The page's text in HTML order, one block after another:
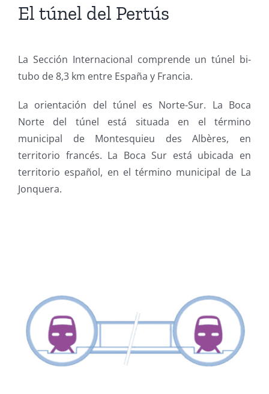
El túnel del Pertús
La Sección Internacional comprende un túnel bi-
tubo de 8,3 km entre España y Francia.
La orientación del túnel es Norte-Sur. La Boca
Norte del túnel está situada en el término
municipal de Montesquieu des Albères, en
territorio francés. La Boca Sur está ubicada en
territorio español, en el término municipal de La
Jonquera.